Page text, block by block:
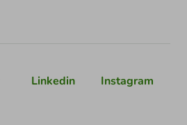
Linkedin Instagram